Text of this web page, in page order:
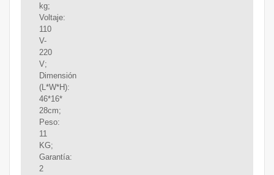
kg;
Voltaje:
110
V-
220
V;
Dimensión
(L*W*H):
46*16*
28cm;
Peso:
11
KG;
Garantía:
2